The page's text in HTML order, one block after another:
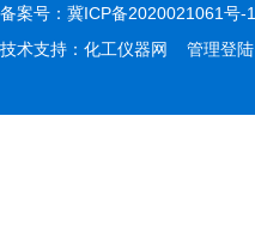
备案号： 冀ICP备2020021061号-1
技术支持： 化工仪器网 管理登陆